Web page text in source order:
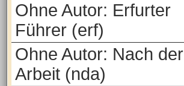
Ohne Autor: Erfurter
Führer (erf)
Ohne Autor: Nach der
Arbeit (nda)